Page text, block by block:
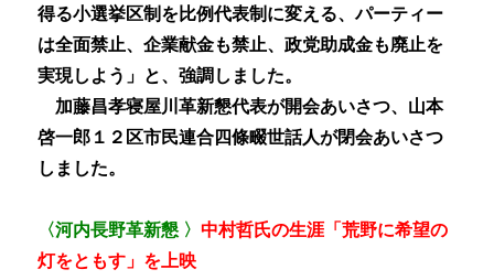
得る小選挙区制を比例代表制に変える、パーティー
は全面禁止、企業献金も禁止、政党助成金も廃止を
実現しよう」と、強調しました。
加藤昌孝寝屋川革新懇代表が開会あいさつ、山本
啓一郎１２区市民連合四條畷世話人が閉会あいさつ
しました。
〈河内長野革新懇 〉中村哲氏の生涯「荒野に希望の
灯をともす」を上映